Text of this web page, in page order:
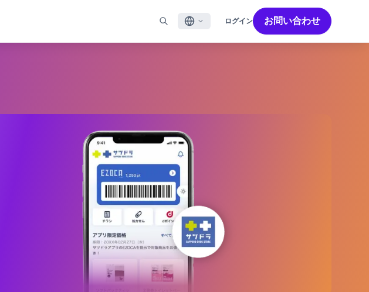
を創出
マートなエ
LINE
その他のチャネル
Brazeのしくみ
Brzeの統合されたテクノロジースタック
をご覧ください
2026年 グローバルカスタマーエンゲージメント
レビュー日本語版
今年で6回目となるカスタマーエンゲージメント
レビュー（CER）では、2,200名以上のマーケテ
ィング責任者を対象に調査を実施し、750以上の
ブランドに及ぶ60億件以上のデータポイントを
分析しました
アンスなどに関する情
한국어
Português BR
Español
ログイン お問い合わせ